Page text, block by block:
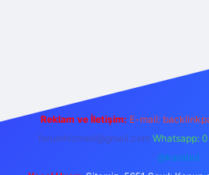
Reklam ve İletişim: E-mail:
forumhizmeti@gmail.com Whatsapp:
@karabul